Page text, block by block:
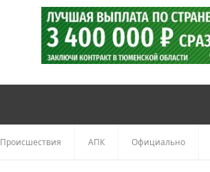
Происшествия АПК Официально